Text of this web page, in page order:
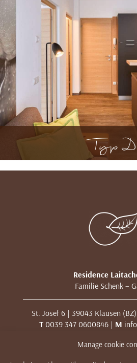
Manage cookie
Typ D
Residence
Familie Schenk –
St. Josef 6 | 39043 Klausen
T0039 347 0600846 | M
MwSt. Nr.